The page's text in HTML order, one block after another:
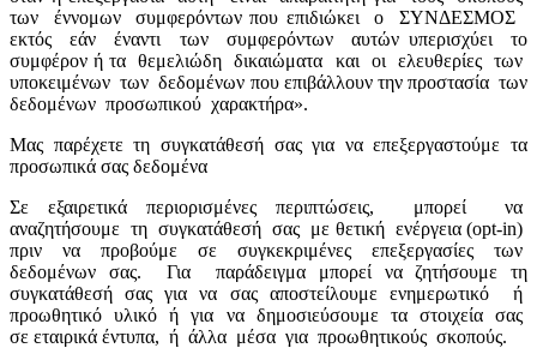
των
έννομων συμφερόντων που επιδιώκει ο
ΣΥΝΔΕΣΜΟΣ
εκτός
εάν έναντι των συμφερόντων αυτών υπερισχύει
το
συμφέρον ή τα
θεμελιώδη δικαιώματα και οι ελευθερίες των
υποκειμένων των δεδομένων που επιβάλλουν την προστασία των
δεδομένων προσωπικού χαρακτήρα».
Μας παρέχετε τη συγκατάθεσή σας για να επεξεργαστούμε τα
προσωπικά σας δεδομένα
Σε εξαιρετικά περιορισμένες περιπτώσεις,
μπορεί
να
αναζητήσουμε τη συγκατάθεσή σας με θετική ενέργεια (opt-in)
πριν
να προβούμε σε συγκεκριμένες επεξεργασίες
των
δεδομένων σας.
Για
παράδειγμα μπορεί να ζητήσουμε τη
συγκατάθεσή σας για να σας αποστείλουμε ενημερωτικό
ή
προωθητικό υλικό ή για να δημοσιεύσουμε τα στοιχεία σας
σε εταιρικά έντυπα, ή άλλα μέσα για προωθητικούς σκοπούς.